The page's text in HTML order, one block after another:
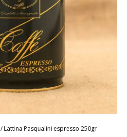
/ Lattina Pasqualini espresso 250gr